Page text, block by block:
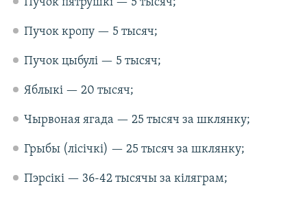
Пучок пятрушкі — 5 тысяч;
Пучок кропу — 5 тысяч;
Пучок цыбулі — 5 тысяч;
Яблыкі — 20 тысяч;
Чырвоная ягада — 25 тысяч за шклянку;
Грыбы (лісічкі) — 25 тысяч за шклянку;
Пэрсікі — 36-42 тысячы за кіляграм;